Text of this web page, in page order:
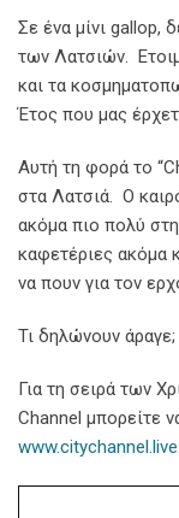
Σε ένα μίνι gallop,
των Λατσιών.
και τα
Έτος που μας
Αυτή τη φορά το
στα Λατσιά. Ο
ακόμα πιο πολύ
καφετέριες ακόμα
να πουν για τον
Τι δηλώνουν άραγε;
Για τη σειρά των
Channel μπορείτε
www.citychannel.live.